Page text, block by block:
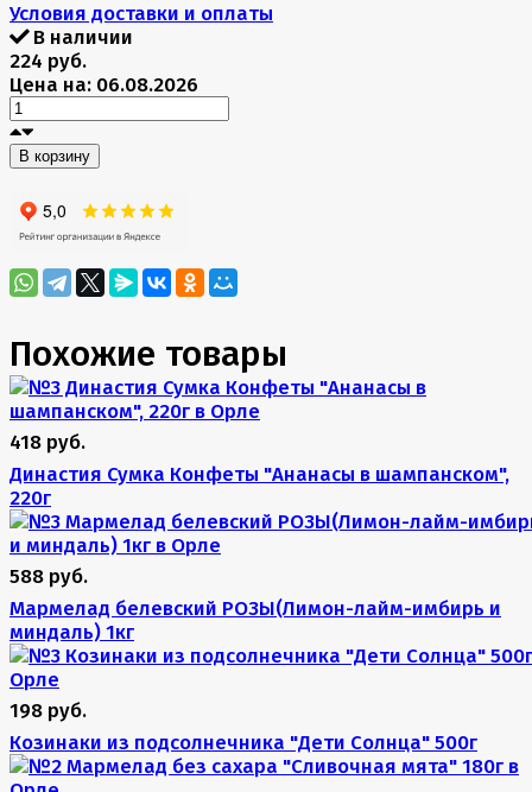
Условия доставки и оплаты
В наличии
224 руб.
Цена на: 06.08.2026
В корзину
Похожие товары
418 руб.
Династия Сумка Конфеты "Ананасы в шампанском",
220г
588 руб.
Мармелад белевский РОЗЫ(Лимон-лайм-имбирь и
миндаль) 1кг
198 руб.
Козинаки из подсолнечника "Дети Солнца" 500г